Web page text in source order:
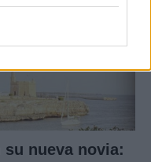
nueva novia: